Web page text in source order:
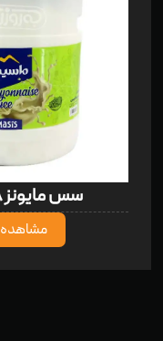
سس مایونز ۸کیلویی
مشاهده